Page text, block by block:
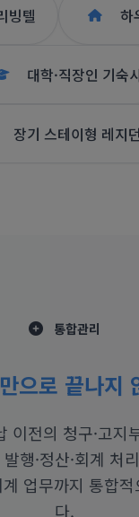
빙텔 하
대학·직장인 기숙
장기 스테이형 레지
통합관리
으로 끝나지
이전의 청구·고지
행·정산·회계 처
업무까지 통합
다.